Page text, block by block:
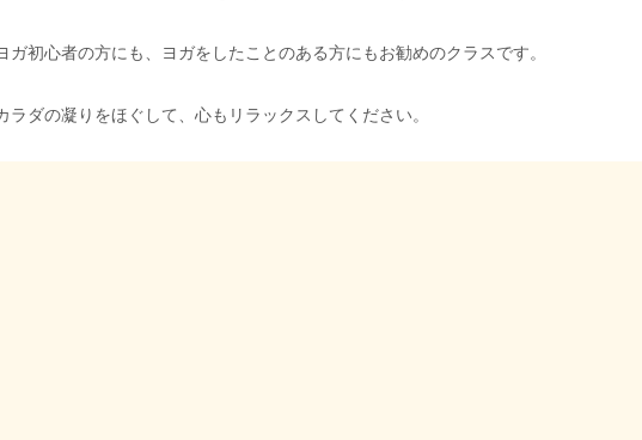
ガ初心者の方にも、ヨガをしたことのある方にもお勧めのクラスです。
ラダの凝りをほぐして、心もリラックスしてください。